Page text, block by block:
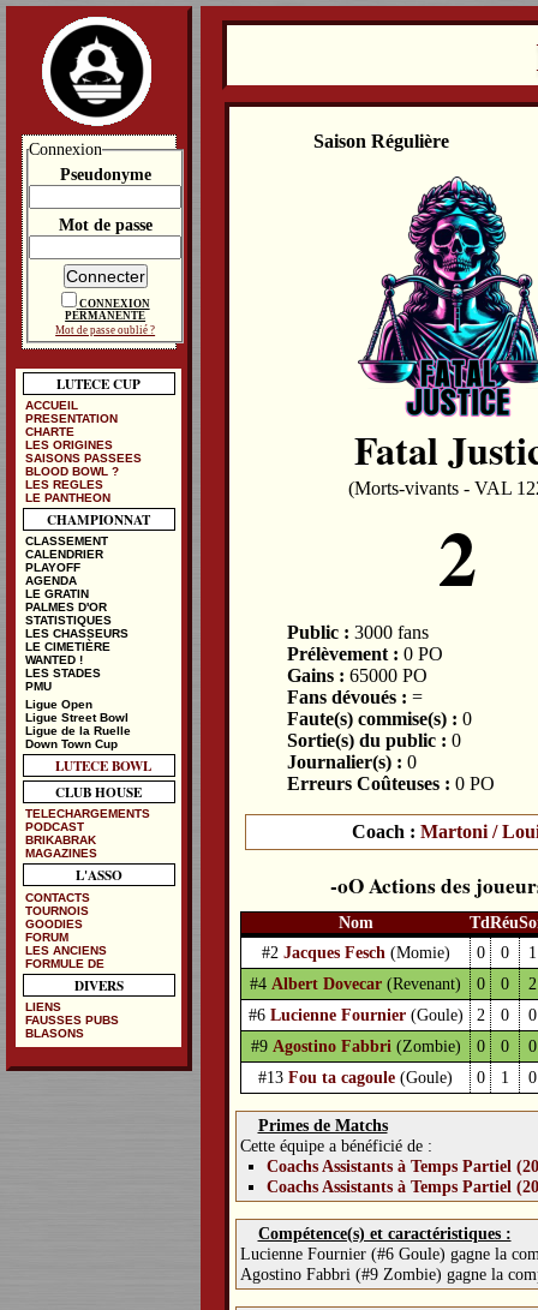
Saison Régulière
Fatal
(Morts-vivants - VAL
2
Public : 3000 fans
Prélèvement : 0 PO
Gains : 65000 PO
Fans dévoués : =
Faute(s) commise(s) : 0
Sortie(s) du public : 0
Journalier(s) : 0
Erreurs Coûteuses : 0 PO
Coach : Martoni /
Actions des
Nom TdRéu
#2 Jacques Fesch (Momie) 0 0
1
#4 Albert Dovecar (Revenant) 0 0
2
#6 Lucienne Fournier (Goule) 2 0
0
#9 Agostino Fabbri (Zombie) 0 0
0
#13Fou ta cagoule (Goule) 0 1 0
Primes de Matchs
Cette équipe a bénéficié de :
Coachs Assistants à Temps Partiel
Coachs Assistants à Temps Partiel
Compétence(s) et caractéristiques :
Lucienne Fournier (#6 Goule) gagne la
Agostino Fabbri (#9 Zombie) gagne la
Connexion
Pseudonyme
Mot de passe
CONNEXION
PERMANENTE
Mot de passe oublié ?
LUTECE CUP
ACCUEIL
PRESENTATION
CHARTE
LES ORIGINES
SAISONS PASSEES
BLOOD BOWL ?
LES REGLES
LE PANTHEON
CHAMPIONNAT
CLASSEMENT
CALENDRIER
PLAYOFF
AGENDA
LE GRATIN
PALMES D'OR
STATISTIQUES
LES CHASSEURS
LE CIMETIÈRE
WANTED !
LES STADES
PMU
Ligue Open
Ligue Street Bowl
Ligue de la Ruelle
Down Town Cup
LUTECE BOWL
CLUB HOUSE
TELECHARGEMENTS
PODCAST
BRIKABRAK
MAGAZINES
L'ASSO
CONTACTS
TOURNOIS
GOODIES
FORUM
LES ANCIENS
FORMULE DE
DIVERS
LIENS
FAUSSES PUBS
BLASONS